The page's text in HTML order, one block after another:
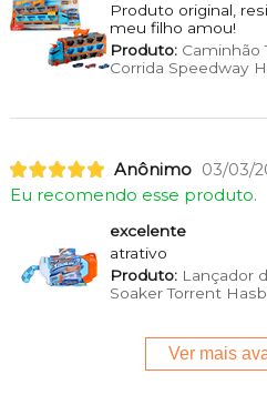
Produto original,
meu filho amou!
Produto:Caminhão
Corrida Speedway
Anônimo 03/03/
Eu recomendo esse produto.
excelente
atrativo
Produto:Lançador
Soaker Torrent
Ver mais